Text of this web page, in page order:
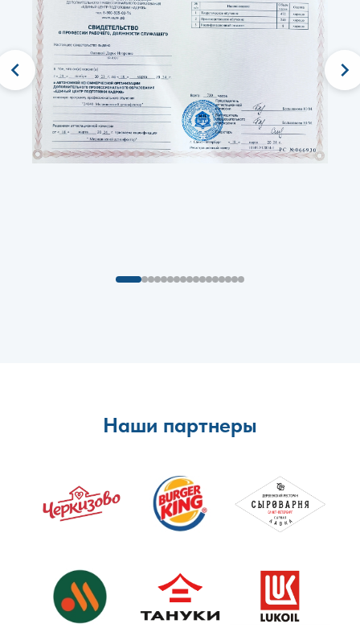
chevron_left chevron_right
Наши партнеры